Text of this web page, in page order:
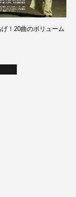
！20曲のボリューム